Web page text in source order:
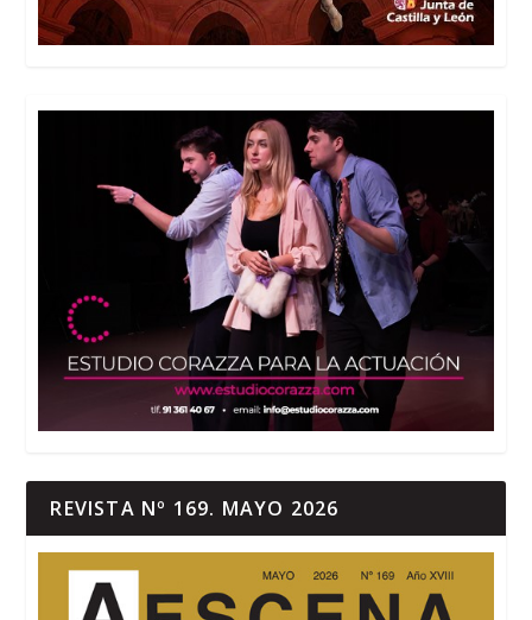
REVISTA Nº 169. MAYO 2026